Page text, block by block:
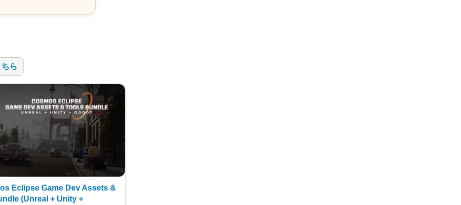
ちら
Eclipse Game Dev Assets &
(Unreal + Unity +